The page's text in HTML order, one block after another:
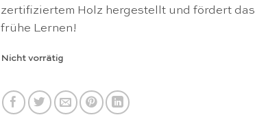
zertifiziertem Holz hergestellt und fördert das
frühe Lernen!
Nicht vorrätig